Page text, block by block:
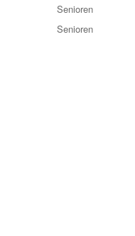
Kategorien
Senioren
Schlagwörter
Senioren